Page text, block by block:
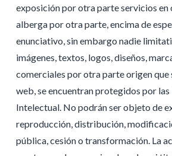
exposición por otra parte servicios en
alberga por otra parte, encima de
enunciativo, sin embargo nadie
imágenes, textos, logos, diseños,
comerciales por otra parte origen que
web, se encuentran protegidos por
Intelectual. No podrán ser objeto de
reproducción, distribución,
pública, cesión o transformación. La